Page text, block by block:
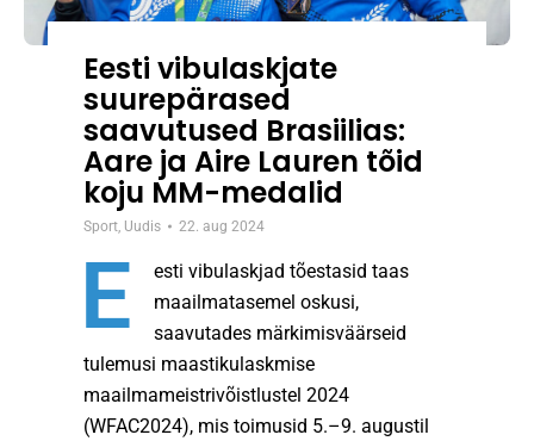
Eesti vibulaskjate
suurepärased
saavutused Brasiilias:
Aare ja Aire Lauren tõid
koju MM-medalid
Sport Uudis 22. aug 2024
E
esti vibulaskjad tõestasid taas
maailmatasemel oskusi,
saavutades märkimisväärseid
tulemusi maastikulaskmise
maailmameistrivõistlustel 2024
(WFAC2024), mis toimusid 5.–9. augustil